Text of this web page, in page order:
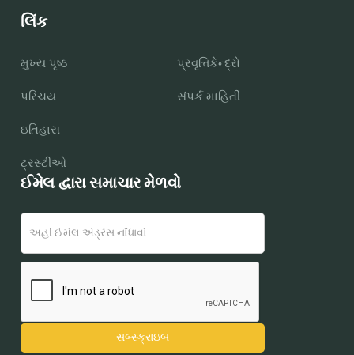
લિંક
મુખ્ય પૃષ્ઠ
પરિચય
ઇતિહાસ
ટ્રસ્ટીઓ
પ્રવૃત્તિકેન્દ્રો
સંપર્ક માહિતી
ઈમેલ દ્વારા સમાચાર મેળવો